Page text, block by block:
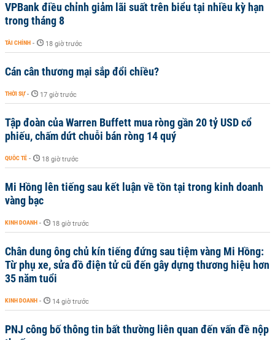
VPBank điều chỉnh giảm lãi suất trên biểu tại nhiều kỳ hạn
trong tháng 8
TÀI CHÍNH - 18 giờ trước
Cán cân thương mại sắp đổi chiều?
THỜI SỰ - 17 giờ trước
Tập đoàn của Warren Buffett mua ròng gần 20 tỷ USD cổ
phiếu, chấm dứt chuỗi bán ròng 14 quý
QUỐC TẾ - 18 giờ trước
Mi Hồng lên tiếng sau kết luận về tồn tại trong kinh doanh
vàng bạc
KINH DOANH - 18 giờ trước
Chân dung ông chủ kín tiếng đứng sau tiệm vàng Mi Hồng:
Từ phụ xe, sửa đồ điện tử cũ đến gây dựng thương hiệu hơn
35 năm tuổi
KINH DOANH - 14 giờ trước
PNJ công bố thông tin bất thường liên quan đến vấn đề nộp